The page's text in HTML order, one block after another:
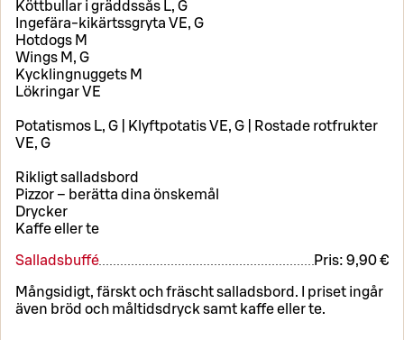
Köttbullar i gräddssås L, G
Ingefära-kikärtssgryta VE, G
Hotdogs M
Wings M, G
Kycklingnuggets M
Lökringar VE
Potatismos L, G | Klyftpotatis VE, G | Rostade rotfrukter
VE, G
Rikligt salladsbord
Pizzor – berätta dina önskemål
Drycker
Kaffe eller te
Salladsbuffé Pris: 9,90 €
Mångsidigt, färskt och fräscht salladsbord. I priset ingår
även bröd och måltidsdryck samt kaffe eller te.